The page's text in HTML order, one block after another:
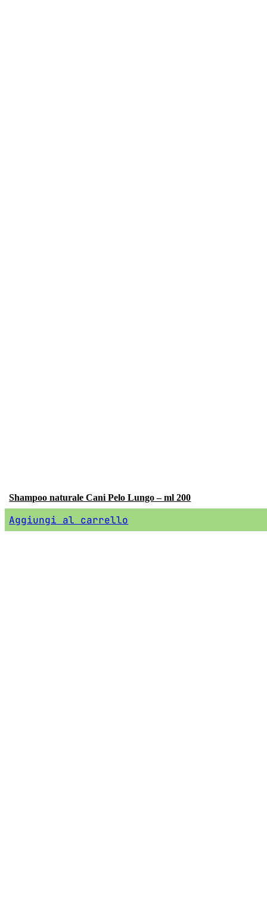
Shampoo naturale Cani Pelo Lungo – ml 200
Aggiungi al carrello